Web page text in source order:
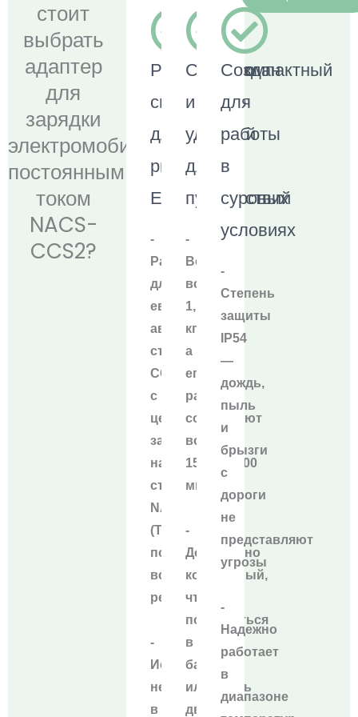
стоит
выбрать
адаптер
для
зарядки
электромобилей
постоянным
током
NACS-
CCS2?
Разработано
специально
для
рынка
ЕС
-
Разработано
для
европейских
автомобилей
стандарта
CCS2
с
целью
зарядки
на
станциях
NACS
(Tesla)
по
всему
региону
-
Исключает
необходимость
в
Сверхкомпактный
и
удобный
для
путешествий
-
Весит
всего
1,1
кг,
а
его
размеры
составляют
всего
152×69×100
мм
-
Достаточно
компактный,
чтобы
поместиться
в
бардачке
или
дверном
Создан
для
работы
в
суровых
условиях
-
Степень
защиты
IP54
—
дождь,
пыль
и
брызги
с
дороги
не
представляют
угрозы
-
Надежно
работает
в
диапазоне